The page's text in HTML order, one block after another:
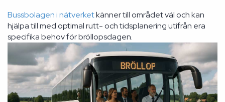
Bussbolagen i nätverketkänner till området väl och kan
hjälpa till med optimal rutt- och tidsplanering utifrån era
specifika behov för bröllopsdagen.